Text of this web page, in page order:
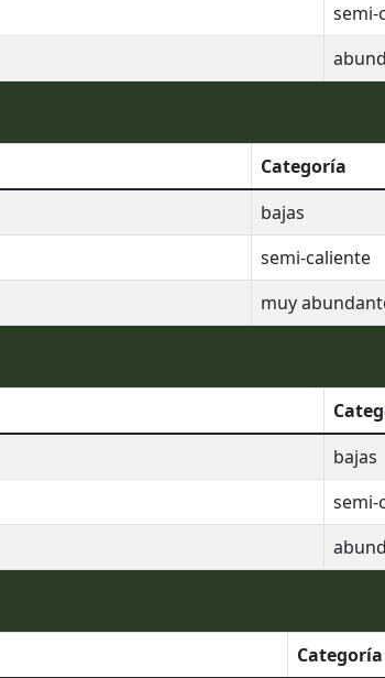
semi-
Categoría
bajas
semi-caliente
muy
bajas
semi-
Categoría